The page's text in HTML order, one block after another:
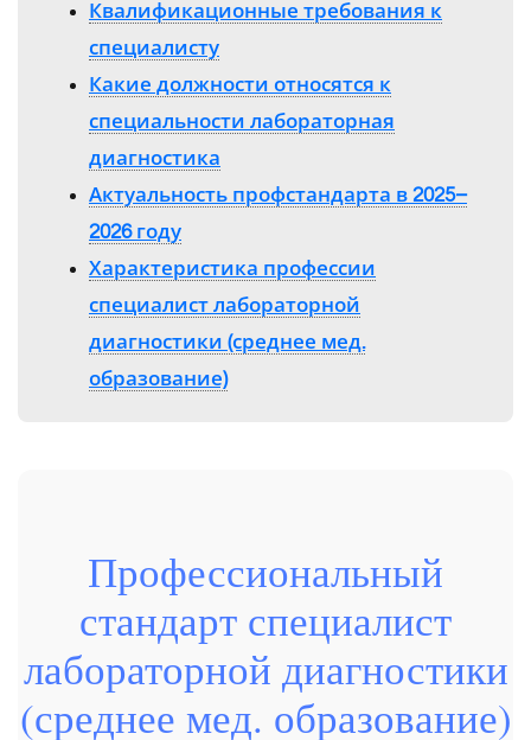
Квалификационные требования к
специалисту
Какие должности относятся к
специальности лабораторная
диагностика
Актуальность профстандарта в 2025–
2026 году
Характеристика профессии
специалист лабораторной
диагностики (среднее мед.
образование)
Профессиональный
стандарт специалист
лабораторной диагностики
(среднее мед. образование)